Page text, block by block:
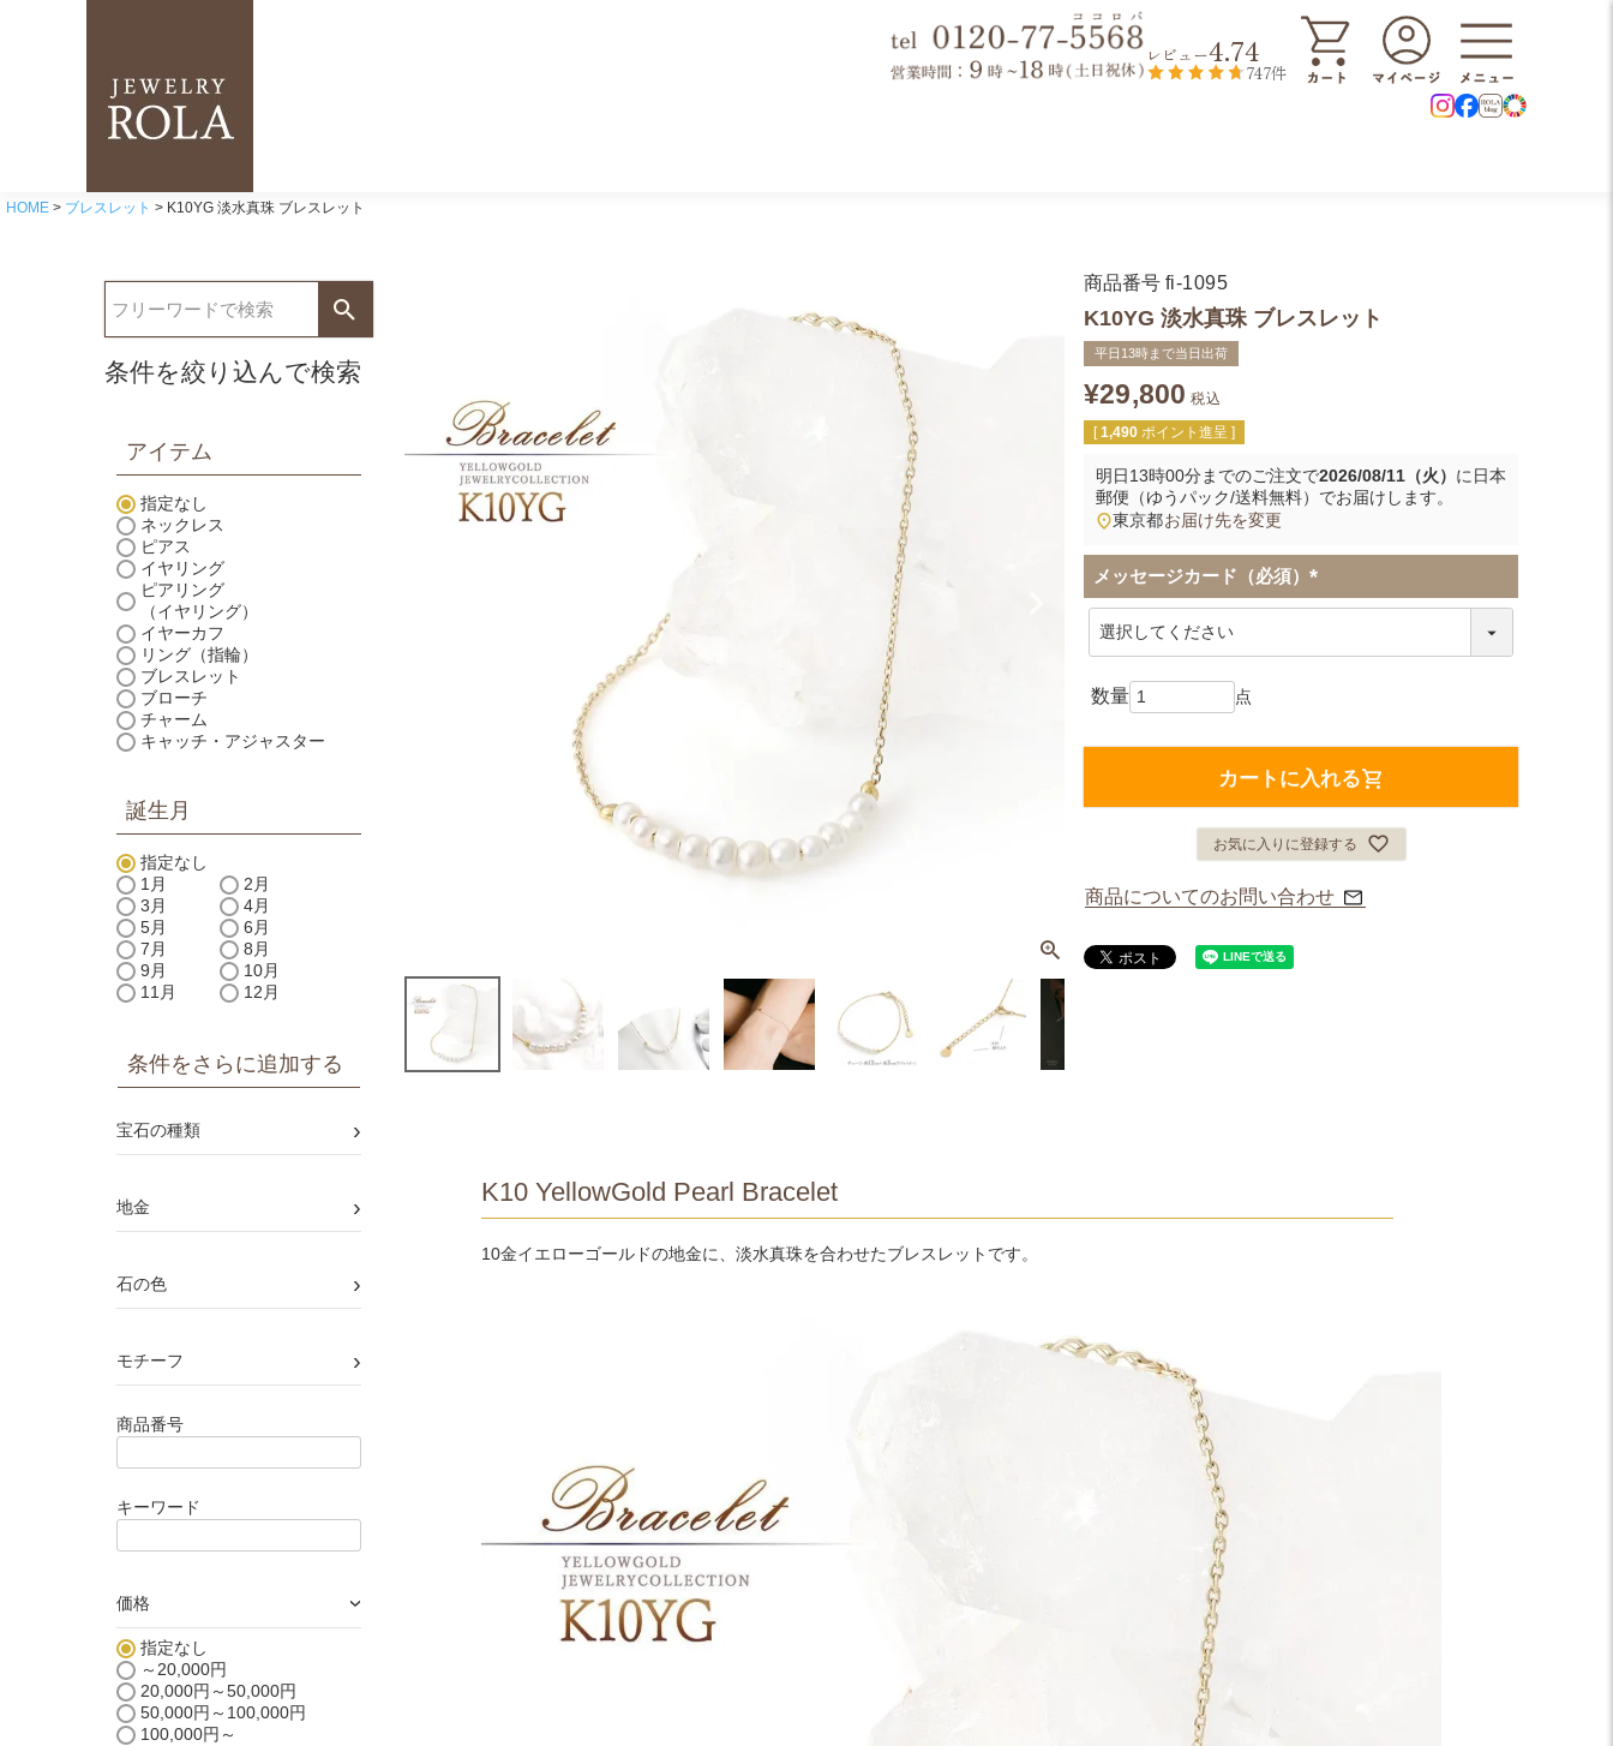
レビュー4.74
747件
HOME ブレスレット K10YG 淡水真珠 ブレスレット
条件を絞り込んで検索
アイテム
指定なし
ネックレス
ピアス
イヤリング
ピアリング
（イヤリング）
イヤーカフ
リング（指輪）
ブレスレット
ブローチ
チャーム
キャッチ・アジャスター
誕生月
指定なし
1月
2月
3月
4月
5月
6月
7月
8月
9月
10月
11月
12月
条件をさらに追加する
宝石の種類 ›
地金 ›
石の色 ›
モチーフ ›
商品番号
キーワード
価格 ›
指定なし
～20,000円
20,000円～50,000円
50,000円～100,000円
100,000円～
商品番号 fi-1095
K10YG 淡水真珠 ブレスレット
平日13時まで当日出荷
¥29,800 税込
[ 1,490 ポイント進呈 ]
明日13時00分までのご注文で2026/08/11（火） に 日本
郵便（ゆうパック/送料無料） でお届けします。
東京都お届け先を変更
メッセージカード（必須）
(
カートに入れる
お気に入りに登録する
商品についてのお問い合わせ
K10 YellowGold Pearl Bracelet
10金イエローゴールドの地金に、淡水真珠を合わせたブレスレットです。